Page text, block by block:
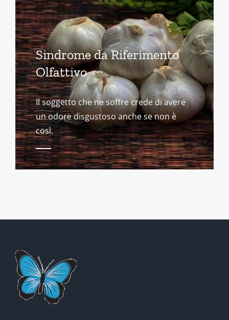
Sindrome da Riferimento
Olfattivo
Il soggetto che ne soffre crede di avere
un odore disgustoso anche se non è
così.